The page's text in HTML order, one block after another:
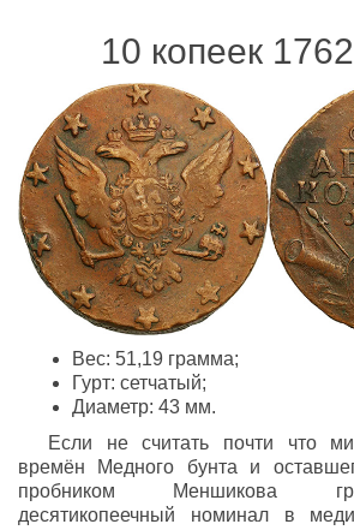
10 копеек
Вес: 51,19 грамма;
Гурт: сетчатый;
Диаметр: 43 мм.
Если не считать почти что
времён Медного бунта и
пробником Меншикова
десятикопеечный номинал в